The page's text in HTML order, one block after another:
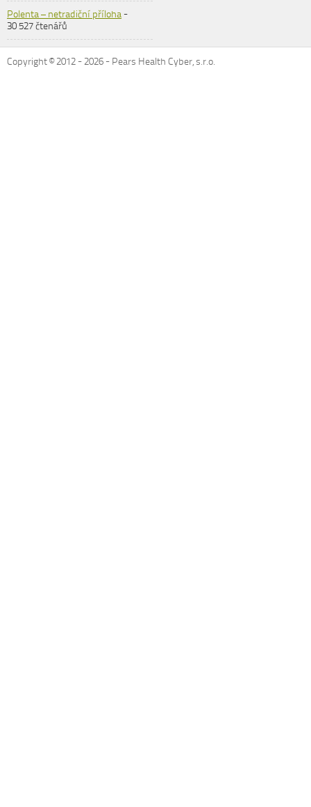
Polenta – netradiční příloha-
30 527 čtenářů
Copyright © 2012 -2026 - Pears Health Cyber, s.r.o.